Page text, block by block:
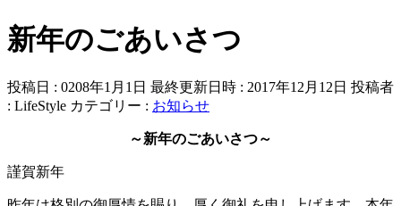
新年のごあいさつ
投稿日 : 0208年1月1日 最終更新日時 : 2017年12月12日 投稿者
: LifeStyle カテゴリー : お知らせ
～新年のごあいさつ～
謹賀新年